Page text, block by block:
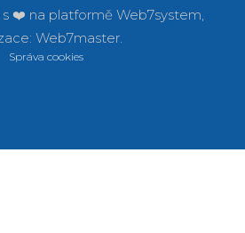
❤️ na platformě Web7system,
Web7master.
Správa cookies